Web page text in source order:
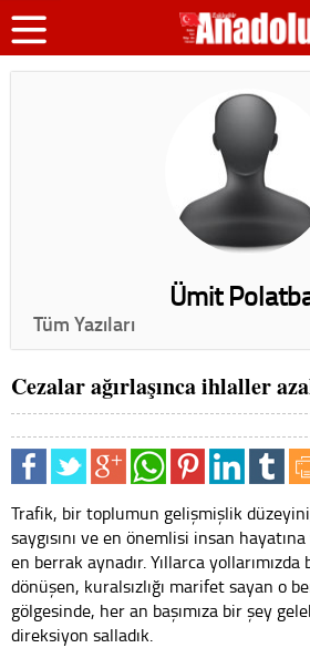
Ümit
Tüm Yazıları
Cezalar ağırlaşınca ihlaller
Trafik, bir toplumun gelişmişlik
saygısını ve en önemlisi insan
en berrak aynadır. Yıllarca
dönüşen, kuralsızlığı marifet sayan o
gölgesinde, her an başımıza bir şey
direksiyon salladık.